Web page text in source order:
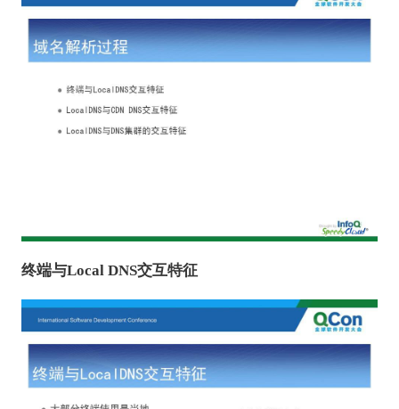
终端与Local DNS交互特征